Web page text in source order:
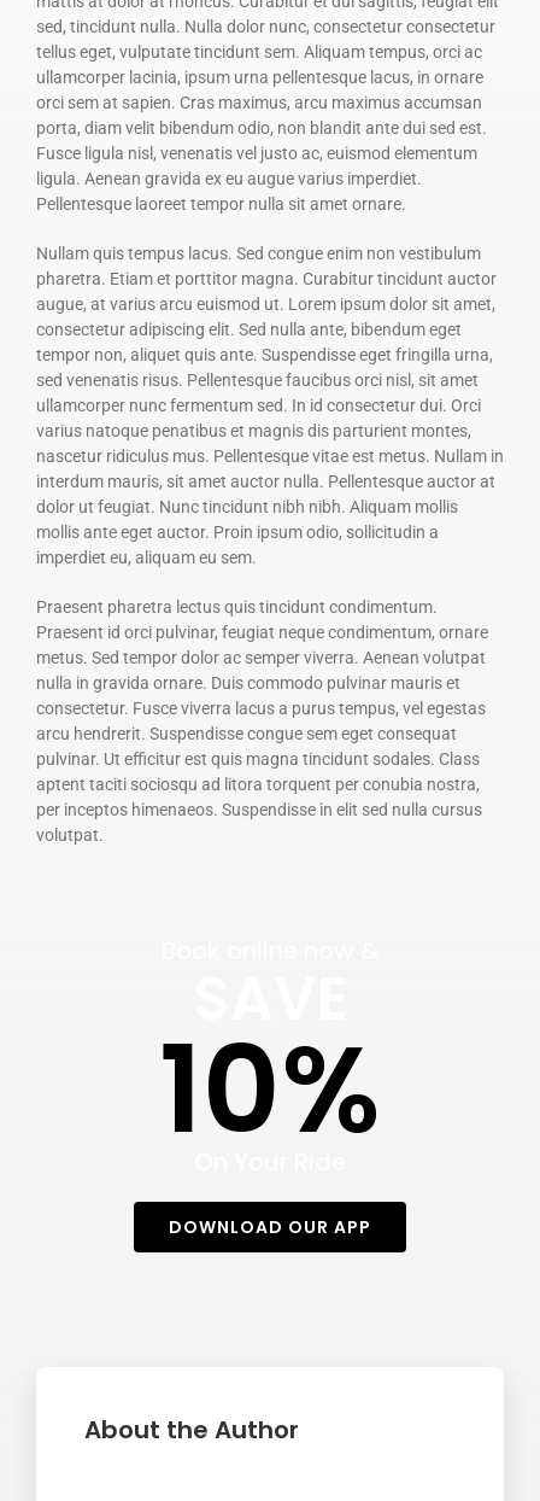
sed, tincidunt nulla. Nulla dolor nunc, consectetur consectetur
tellus eget, vulputate tincidunt sem. Aliquam tempus, orci ac
ullamcorper lacinia, ipsum urna pellentesque lacus, in ornare
orci sem at sapien. Cras maximus, arcu maximus accumsan
porta, diam velit bibendum odio, non blandit ante dui sed est.
Fusce ligula nisl, venenatis vel justo ac, euismod elementum
ligula. Aenean gravida ex eu augue varius imperdiet.
Pellentesque laoreet tempor nulla sit amet ornare.
Nullam quis tempus lacus. Sed congue enim non vestibulum
pharetra. Etiam et porttitor magna. Curabitur tincidunt auctor
augue, at varius arcu euismod ut. Lorem ipsum dolor sit amet,
consectetur adipiscing elit. Sed nulla ante, bibendum eget
tempor non, aliquet quis ante. Suspendisse eget fringilla urna,
sed venenatis risus. Pellentesque faucibus orci nisl, sit amet
ullamcorper nunc fermentum sed. In id consectetur dui. Orci
varius natoque penatibus et magnis dis parturient montes,
nascetur ridiculus mus. Pellentesque vitae est metus. Nullam in
interdum mauris, sit amet auctor nulla. Pellentesque auctor at
dolor ut feugiat. Nunc tincidunt nibh nibh. Aliquam mollis
mollis ante eget auctor. Proin ipsum odio, sollicitudin a
imperdiet eu, aliquam eu sem.
Praesent pharetra lectus quis tincidunt condimentum.
Praesent id orci pulvinar, feugiat neque condimentum, ornare
metus. Sed tempor dolor ac semper viverra. Aenean volutpat
nulla in gravida ornare. Duis commodo pulvinar mauris et
consectetur. Fusce viverra lacus a purus tempus, vel egestas
arcu hendrerit. Suspendisse congue sem eget consequat
pulvinar. Ut efficitur est quis magna tincidunt sodales. Class
aptent taciti sociosqu ad litora torquent per conubia nostra,
per inceptos himenaeos. Suspendisse in elit sed nulla cursus
volutpat.
10%
DOWNLOAD OUR APP
About the Author